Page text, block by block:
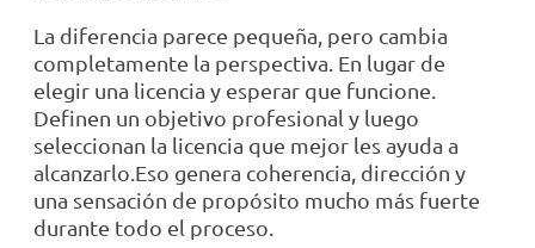
La diferencia parece pequeña, pero cambia
completamente la perspectiva. En lugar de
elegir una licencia y esperar que funcione.
Definen un objetivo profesional y luego
seleccionan la licencia que mejor les ayuda a
alcanzarlo.Eso genera coherencia, dirección y
una sensación de propósito mucho más fuerte
durante todo el proceso.